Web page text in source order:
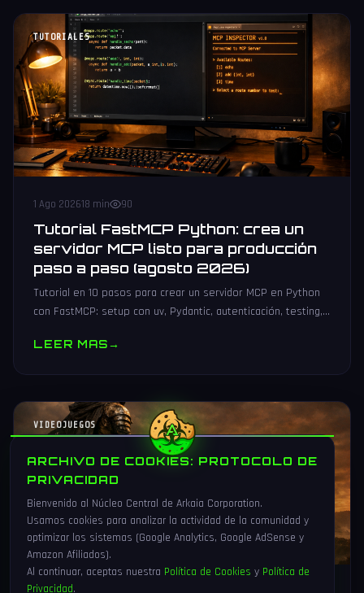
TUTORIALES
1 Ago 202618 min 90
Tutorial FastMCP Python: crea un
servidor MCP listo para producción
paso a paso (agosto 2026)
Tutorial en 10 pasos para crear un servidor MCP en Python
con FastMCP: setup con uv, Pydantic, autenticación, testing,
LEER MAS→
VIDEOJUEGOS
ARCHIVO DE COOKIES: PROTOCOLO DE
PRIVACIDAD
Bienvenido al Núcleo Central de Arkaia Corporation.
Usamos cookies para analizar la actividad de la comunidad y
optimizar los sistemas (Google Analytics, Google AdSense y
Amazon Afiliados).
Al continuar, aceptas nuestra Política de Cookies y Política de
Privacidad.